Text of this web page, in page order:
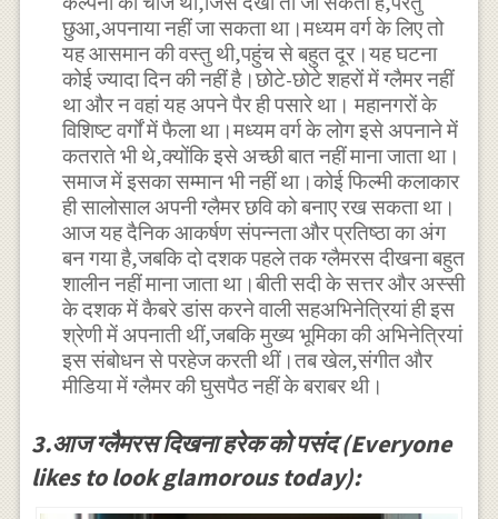
छुआ,अपनाया नहीं जा सकता था।मध्यम वर्ग के लिए तो
यह आसमान की वस्तु थी,पहुंच से बहुत दूर।यह घटना
कोई ज्यादा दिन की नहीं है।छोटे-छोटे शहरों में ग्लैमर नहीं
था और न वहां यह अपने पैर ही पसारे था। महानगरों के
विशिष्ट वर्गों में फैला था।मध्यम वर्ग के लोग इसे अपनाने में
कतराते भी थे,क्योंकि इसे अच्छी बात नहीं माना जाता था।
समाज में इसका सम्मान भी नहीं था।कोई फिल्मी कलाकार
ही सालोसाल अपनी ग्लैमर छवि को बनाए रख सकता था।
आज यह दैनिक आकर्षण संपन्नता और प्रतिष्ठा का अंग
बन गया है,जबकि दो दशक पहले तक ग्लैमरस दीखना बहुत
शालीन नहीं माना जाता था।बीती सदी के सत्तर और अस्सी
के दशक में कैबरे डांस करने वाली सहअभिनेत्रियां ही इस
श्रेणी में अपनाती थीं,जबकि मुख्य भूमिका की अभिनेत्रियां
इस संबोधन से परहेज करती थीं।तब खेल,संगीत और
मीडिया में ग्लैमर की घुसपैठ नहीं के बराबर थी।
3.आज ग्लैमरस दिखना हरेक को पसंद (Everyone
likes to look glamorous today):